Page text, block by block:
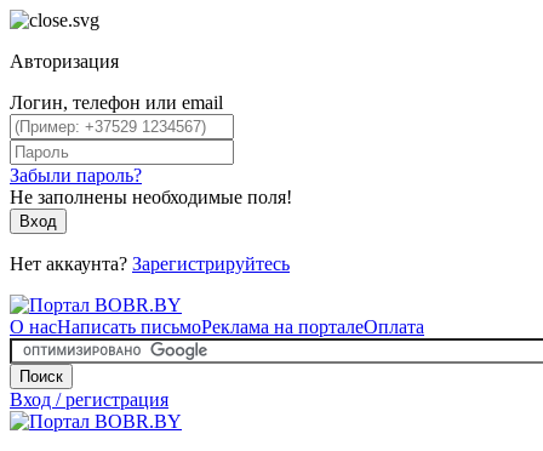
Авторизация
Логин, телефон или email
Забыли пароль?
Не заполнены необходимые поля!
Вход
Нет аккаунта? Зарегистрируйтесь
О насНаписать письмоРеклама на порталеОплата
Поиск
Вход / регистрация